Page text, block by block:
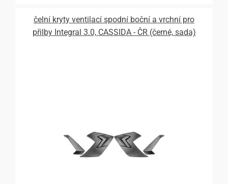
čelní kryty ventilací spodní boční a vrchní pro
přilby Integral 3.0, CASSIDA - ČR (černé, sada)